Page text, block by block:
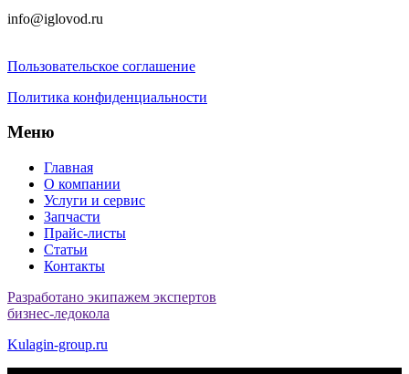
info@iglovod.ru
Пользовательское соглашение
Политика конфиденциальности
Меню
Главная
О компании
Услуги и сервис
Запчасти
Прайс-листы
Статьи
Контакты
Разработано экипажем экспертов
бизнес-ледокола
Kulagin-group.ru